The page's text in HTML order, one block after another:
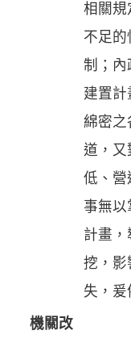
相關規
不足的
制；內
建置計
綿密之
道，又
低、營
事無以
計畫，
挖，影
失，爰
機關改